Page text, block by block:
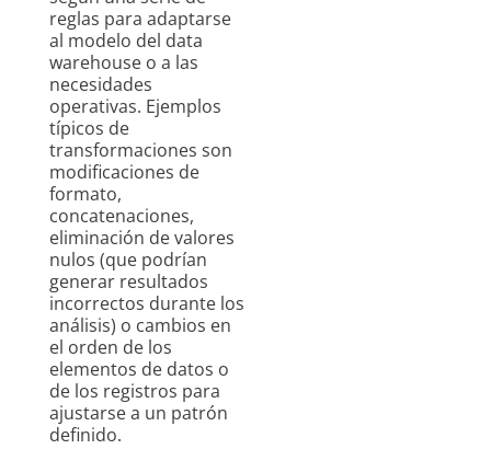
reglas para adaptarse
al modelo del data
warehouse o a las
necesidades
operativas. Ejemplos
típicos de
transformaciones son
modificaciones de
formato,
concatenaciones,
eliminación de valores
nulos (que podrían
generar resultados
incorrectos durante los
análisis) o cambios en
el orden de los
elementos de datos o
de los registros para
ajustarse a un patrón
definido.